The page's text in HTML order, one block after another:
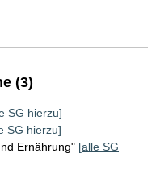
(3)
SG hierzu]
SG hierzu]
Ernährung" [alle SG